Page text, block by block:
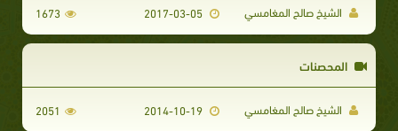
الشيخ صالح المغامسي 2017-03-05
1673
المحصنات
الشيخ صالح المغامسي 2014-10-19
2051